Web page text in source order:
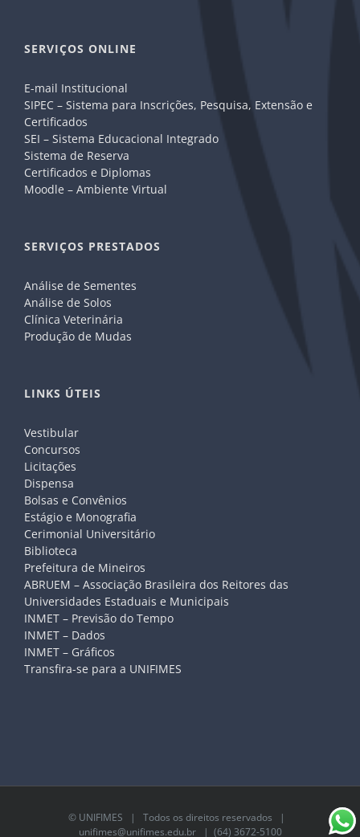
SERVIÇOS ONLINE
E-mail Institucional
SIPEC – Sistema para Inscrições, Pesquisa, Extensão e
Certificados
SEI – Sistema Educacional Integrado
Sistema de Reserva
Certificados e Diplomas
Moodle – Ambiente Virtual
SERVIÇOS PRESTADOS
Análise de Sementes
Análise de Solos
Clínica Veterinária
Produção de Mudas
LINKS ÚTEIS
Vestibular
Concursos
Licitações
Dispensa
Bolsas e Convênios
Estágio e Monografia
Cerimonial Universitário
Biblioteca
Prefeitura de Mineiros
ABRUEM – Associação Brasileira dos Reitores das
Universidades Estaduais e Municipais
INMET – Previsão do Tempo
INMET – Dados
INMET – Gráficos
Transfira-se para a UNIFIMES
© UNIFIMES | Todos os direitos reservados |
unifimes@unifimes.edu.br| (64) 3672-5100